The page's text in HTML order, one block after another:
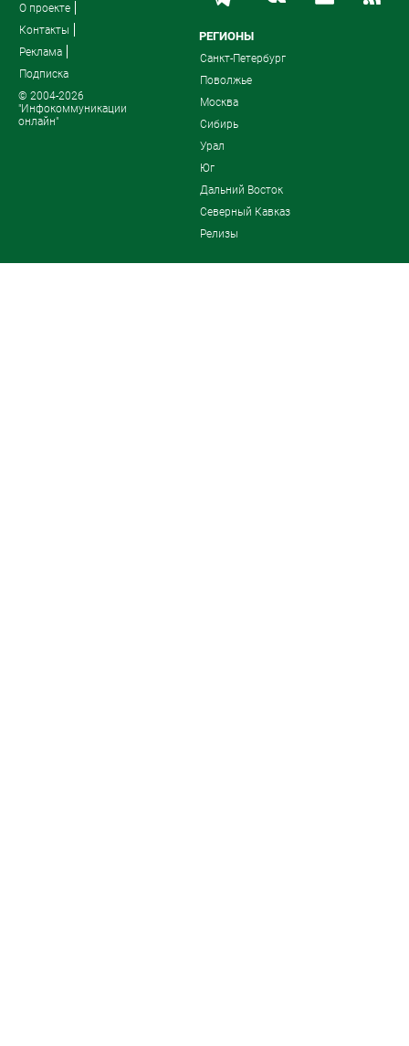
О проекте
Контакты
Реклама
Подписка
© 2004-2026
"Инфокоммуникации
онлайн"
РЕГИОНЫ
Санкт-Петербург
Поволжье
Москва
Сибирь
Урал
Юг
Дальний Восток
Северный Кавказ
Релизы